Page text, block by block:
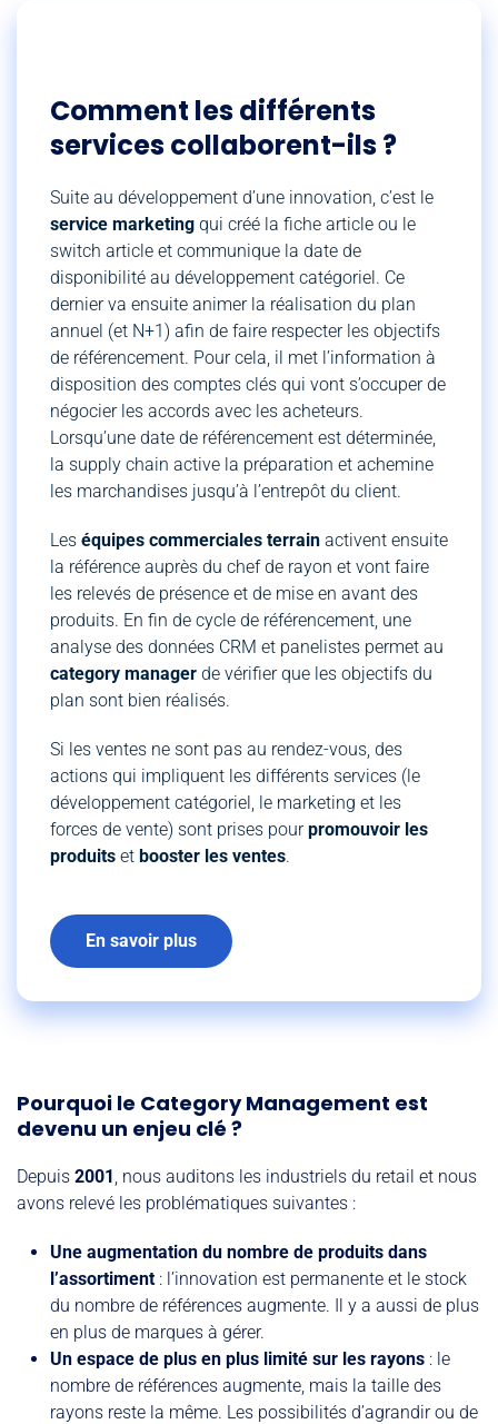
Comment les différents
services collaborent-ils ?
Suite au développement d’une innovation, c’est le
service marketing qui créé la fiche article ou le
switch article et communique la date de
disponibilité au développement catégoriel. Ce
dernier va ensuite animer la réalisation du plan
annuel (et N+1) afin de faire respecter les objectifs
de référencement. Pour cela, il met l’information à
disposition des comptes clés qui vont s’occuper de
négocier les accords avec les acheteurs.
Lorsqu’une date de référencement est déterminée,
la supply chain active la préparation et achemine
les marchandises jusqu’à l’entrepôt du client.
Les équipes commerciales terrain activent ensuite
la référence auprès du chef de rayon et vont faire
les relevés de présence et de mise en avant des
produits. En fin de cycle de référencement, une
analyse des données CRM et panelistes permet au
category manager de vérifier que les objectifs du
plan sont bien réalisés.
Si les ventes ne sont pas au rendez-vous, des
actions qui impliquent les différents services (le
développement catégoriel, le marketing et les
forces de vente) sont prises pourpromouvoir les
produits et booster les ventes.
En savoir plus
Pourquoi le Category Management est
devenu un enjeu clé ?
Depuis 2001, nous auditons les industriels du retail et nous
avons relevé les problématiques suivantes :
Une augmentation du nombre de produits dans
l’assortiment: l’innovation est permanente et le stock
du nombre de références augmente. Il y a aussi de plus
en plus de marques à gérer.
Un espace de plus en plus limité sur les rayons : le
nombre de références augmente, mais la taille des
rayons reste la même. Les possibilités d’agrandir ou de